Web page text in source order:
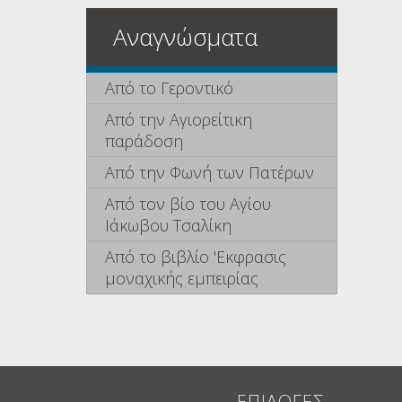
Αναγνώσματα
Από το Γεροντικό
Από την Αγιορείτικη
παράδοση
Από την Φωνή των Πατέρων
Από τον βίο του Αγίου
Ιάκωβου Τσαλίκη
Από το βιβλίο 'Εκφρασις
μοναχικής εμπειρίας